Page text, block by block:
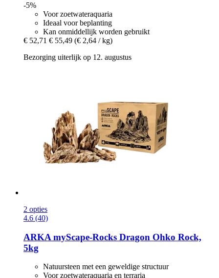
-5%
Voor zoetwateraquaria
Ideaal voor beplanting
Kan onmiddellijk worden gebruikt
€ 52,71 € 55,49 (€ 2,64 / kg)
Bezorging uiterlijk op 12. augustus
2 opties
4.6 (40)
ARKA myScape-​Rocks Dragon Ohko Rock,
5kg
Natuursteen met een geweldige structuur
Voor zoetwateraquaria en terraria